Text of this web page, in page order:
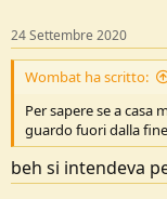
s
:
24 Settembre 2020
Wombat ha scritto:
Per sapere se a casa
guardo fuori dalla
beh si intendeva